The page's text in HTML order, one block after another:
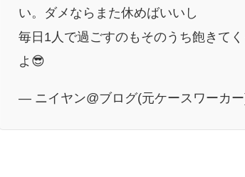
い。ダメならまた休めばいいし
毎日1人で過ごすのもそのうち飽きて
よ😎
— ニイヤン@ブログ(元ケースワーカ